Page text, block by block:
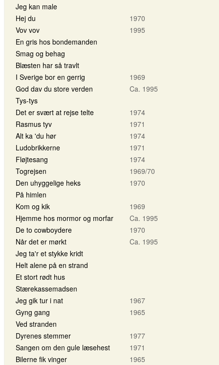
Jeg kan male
Hej du
1970
Vov vov
1995
En gris hos bondemanden
Smag og behag
Blæsten har så travlt
I Sverige bor en gerrig
1969
God dav du store verden
Ca. 1995
Tys-tys
Det er svært at rejse telte
1974
Rasmus tyv
1971
Alt ka 'du hør
1974
Ludobrikkerne
1971
Fløjtesang
1974
Togrejsen
1969/70
Den uhyggelige heks
1970
På himlen
Kom og kik
1969
Hjemme hos mormor og morfar
Ca. 1995
De to cowboydere
1970
Når det er mørkt
Ca. 1995
Jeg ta'r et stykke kridt
Helt alene på en strand
Et stort rødt hus
Stærekassemadsen
Jeg gik tur i nat
1967
Gyng gang
1965
Ved stranden
Dyrenes stemmer
1977
Sangen om den gule læsehest
1971
Bilerne fik vinger
1965